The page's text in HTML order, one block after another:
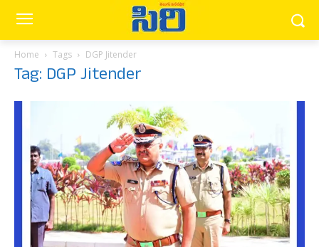
Home Tags DGP Jitender
Tag: DGP Jitender